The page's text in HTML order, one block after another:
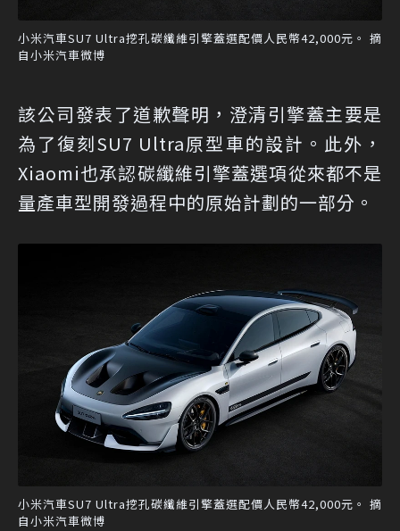
小米汽車SU7 Ultra挖孔碳纖維引擎蓋選配價人民幣42,000元。 摘
自小米汽車微博
該公司發表了道歉聲明，澄清引擎蓋主要是
為了復刻SU7 Ultra原型車的設計。此外，
Xiaomi也承認碳纖維引擎蓋選項從來都不是
量產車型開發過程中的原始計劃的一部分。
小米汽車SU7 Ultra挖孔碳纖維引擎蓋選配價人民幣42,000元。 摘
自小米汽車微博